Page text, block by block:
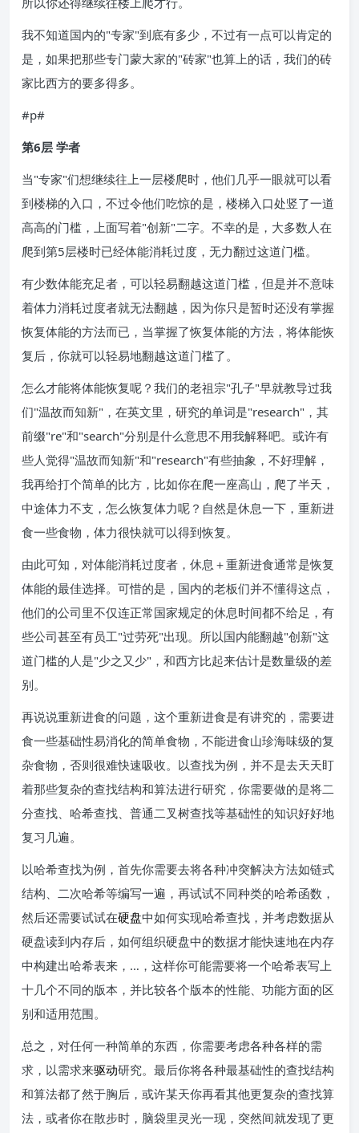
我不知道国内的"专家"到底有多少，不过有一点可以肯定的
是，如果把那些专门蒙大家的"砖家"也算上的话，我们的砖
家比西方的要多得多。
#p#
第6层 学者
当"专家"们想继续往上一层楼爬时，他们几乎一眼就可以看
到楼梯的入口，不过令他们吃惊的是，楼梯入口处竖了一道
高高的门槛，上面写着"创新"二字。不幸的是，大多数人在
爬到第5层楼时已经体能消耗过度，无力翻过这道门槛。
有少数体能充足者，可以轻易翻越这道门槛，但是并不意味
着体力消耗过度者就无法翻越，因为你只是暂时还没有掌握
恢复体能的方法而已，当掌握了恢复体能的方法，将体能恢
复后，你就可以轻易地翻越这道门槛了。
怎么才能将体能恢复呢？我们的老祖宗"孔子"早就教导过我
们"温故而知新"，在英文里，研究的单词是"research"，其
前缀"re"和"search"分别是什么意思不用我解释吧。或许有
些人觉得"温故而知新"和"research"有些抽象，不好理解，
我再给打个简单的比方，比如你在爬一座高山，爬了半天，
中途体力不支，怎么恢复体力呢？自然是休息一下，重新进
食一些食物，体力很快就可以得到恢复。
由此可知，对体能消耗过度者，休息＋重新进食通常是恢复
体能的最佳选择。可惜的是，国内的老板们并不懂得这点，
他们的公司里不仅连正常国家规定的休息时间都不给足，有
些公司甚至有员工"过劳死"出现。所以国内能翻越"创新"这
道门槛的人是"少之又少"，和西方比起来估计是数量级的差
别。
再说说重新进食的问题，这个重新进食是有讲究的，需要进
食一些基础性易消化的简单食物，不能进食山珍海味级的复
杂食物，否则很难快速吸收。以查找为例，并不是去天天盯
着那些复杂的查找结构和算法进行研究，你需要做的是将二
分查找、哈希查找、普通二叉树查找等基础性的知识好好地
复习几遍。
以哈希查找为例，首先你需要去将各种冲突解决方法如链式
结构、二次哈希等编写一遍，再试试不同种类的哈希函数，
然后还需要试试在硬盘中如何实现哈希查找，并考虑数据从
硬盘读到内存后，如何组织硬盘中的数据才能快速地在内存
中构建出哈希表来，…，这样你可能需要将一个哈希表写上
十几个不同的版本，并比较各个版本的性能、功能方面的区
别和适用范围。
总之，对任何一种简单的东西，你需要考虑各种各样的需
求，以需求来驱动研究。最后你将各种最基础性的查找结构
和算法都了然于胸后，或许某天你再看其他更复杂的查找算
法，或者你在散步时，脑袋里灵光一现，突然间就发现了更